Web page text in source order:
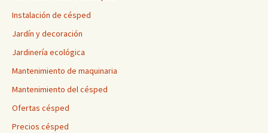
Instalación de césped
Jardín y decoración
Jardinería ecológica
Mantenimiento de maquinaria
Mantenimiento del césped
Ofertas césped
Precios césped